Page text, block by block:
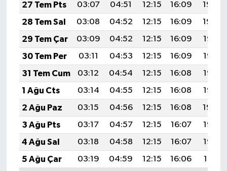
27 Tem Pts
03:07 04:51 12:15 16:09
19:30
28 Tem Sal
03:08 04:52 12:15 16:09
19:29
29 Tem Çar
03:09 04:52 12:15 16:09
19:28
30 Tem Per
03:11 04:53 12:15 16:09
19:27
31 Tem Cum
03:12 04:54 12:15 16:08
19:26
1 Ağu Cts
03:14 04:55 12:15 16:08
19:25
2 Ağu Paz
03:15 04:56 12:15 16:08
19:24
3 Ağu Pts
03:17 04:57 12:15 16:07
19:23
4 Ağu Sal
03:18 04:58 12:15 16:07
19:22
5 Ağu Çar
03:19 04:59 12:15 16:06
19:21